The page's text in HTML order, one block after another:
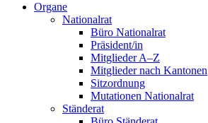
Organe
Nationalrat
Büro Nationalrat
Präsident/in
Mitglieder A–Z
Mitglieder nach Kantonen
Sitzordnung
Mutationen Nationalrat
Ständerat